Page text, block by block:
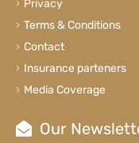
Privacy
Terms & Conditions
Contact
Insurance parteners
Media Coverage
Our